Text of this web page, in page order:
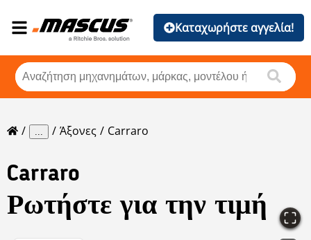
Καταχωρήστε αγγελία!
... Άξονες Carraro
Carraro
Ρωτήστε για την τιμή